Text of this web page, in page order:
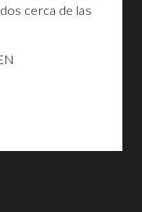
cerca de las